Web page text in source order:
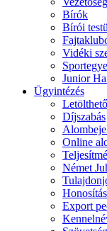
Bírók
Bírói
Vidéki
Junior
Ügyintézés
Díjszabás
Online
Német
Export